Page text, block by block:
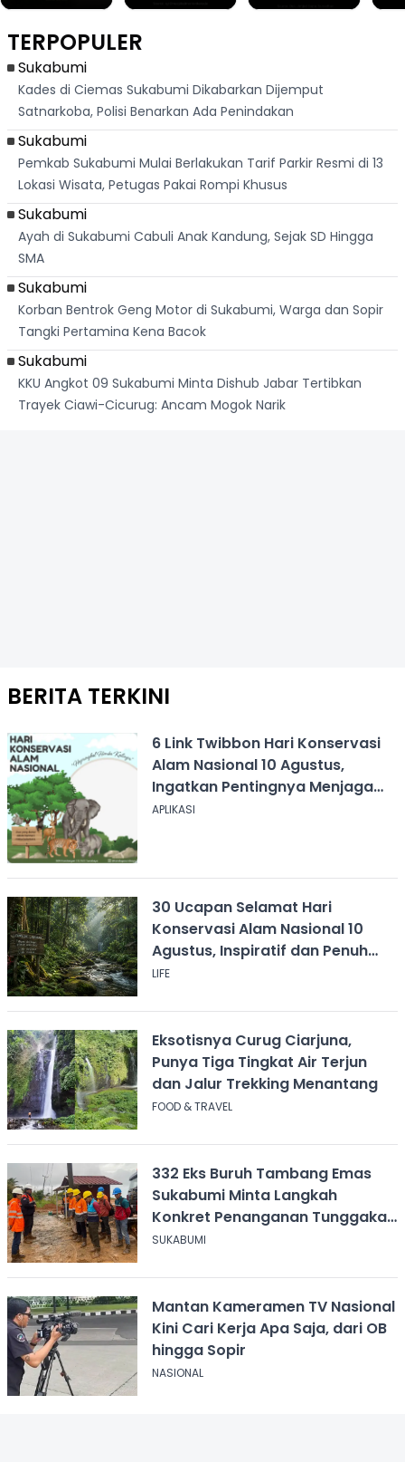
Dari
Palabuhanratu
TERPOPULER
Sukabumi
Kades di Ciemas Sukabumi Dikabarkan Dijemput
Satnarkoba, Polisi Benarkan Ada Penindakan
Sukabumi
Pemkab Sukabumi Mulai Berlakukan Tarif Parkir Resmi di 13
Lokasi Wisata, Petugas Pakai Rompi Khusus
Sukabumi
Ayah di Sukabumi Cabuli Anak Kandung, Sejak SD Hingga
SMA
Sukabumi
Korban Bentrok Geng Motor di Sukabumi, Warga dan Sopir
Tangki Pertamina Kena Bacok
Sukabumi
KKU Angkot 09 Sukabumi Minta Dishub Jabar Tertibkan
Trayek Ciawi-Cicurug: Ancam Mogok Narik
BERITA TERKINI
6 Link Twibbon Hari Konservasi
Alam Nasional 10 Agustus,
Ingatkan Pentingnya Menjaga
Alam
APLIKASI
30 Ucapan Selamat Hari
Konservasi Alam Nasional 10
Agustus, Inspiratif dan Penuh
Pesan
LIFE
Eksotisnya Curug Ciarjuna,
Punya Tiga Tingkat Air Terjun
dan Jalur Trekking Menantang
FOOD & TRAVEL
332 Eks Buruh Tambang Emas
Sukabumi Minta Langkah
Konkret Penanganan Tunggakan
Gaji Rp8,4 Miliar
SUKABUMI
Mantan Kameramen TV Nasional
Kini Cari Kerja Apa Saja, dari OB
hingga Sopir
NASIONAL